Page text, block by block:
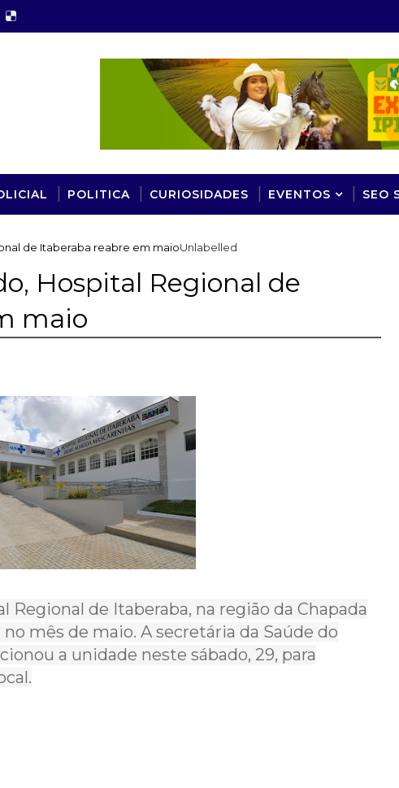
POLITICA CURIOSIDADES EVENTOS SEO
Unlabelled
de Itaberaba reabre em maio
Hospital Regional de
maio
Regional de Itaberaba, na região da Chapada
mês de maio. A secretária da Saúde do
a unidade neste sábado, 29, para